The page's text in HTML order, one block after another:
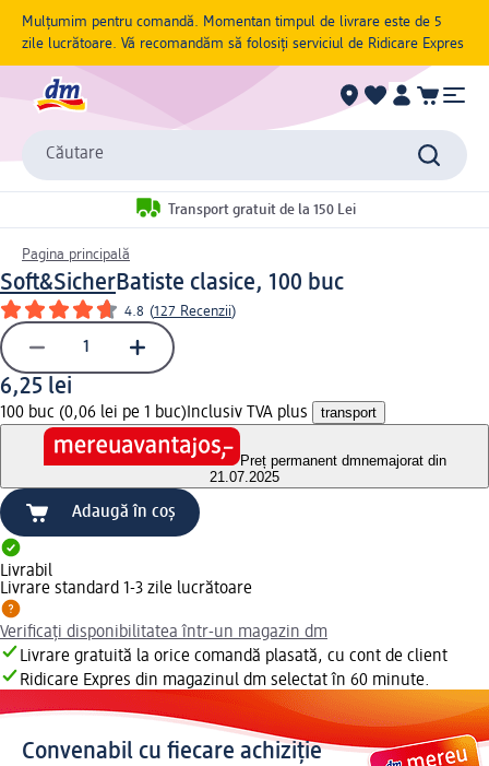
Mulțumim pentru comandă. Momentan timpul de livrare este de 5
zile lucrătoare. Vă recomandăm să folosiți serviciul de Ridicare Expres
Căutare
Transport gratuit de la 150 Lei
Pagina principală
Soft&SicherBatiste clasice, 100 buc
4.8 (127 Recenzii)
6,25 lei
100 buc (0,06 lei pe 1 buc) Inclusiv TVA plus transport
Preț permanent dmnemajorat din
21.07.2025
Adaugă în coș
Livrabil
Livrare standard 1-3 zile lucrătoare
Verificați disponibilitatea într-un magazin dm
Livrare gratuită la orice comandă plasată, cu cont de client
Ridicare Expres din magazinul dm selectat în 60 minute.
Convenabil cu fiecare achiziție